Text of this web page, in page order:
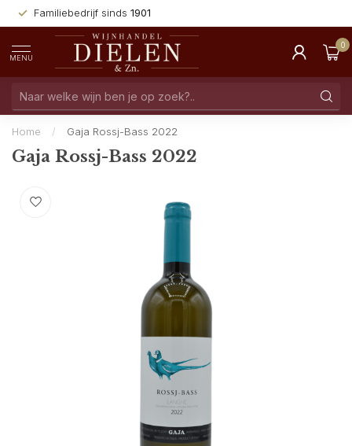
Familiebedrijf sinds 1901
MENU
0
Home / Gaja Rossj-Bass 2022
Gaja Rossj-Bass 2022